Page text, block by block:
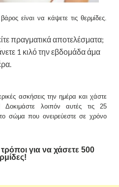
είναι να κάψετε τις θερμίδες.
πραγματικά αποτελέσματα;
1 κιλό την εβδομάδα άμα
ασκήσεις την ημέρα και χάστε
λοιπόν αυτές τις 25
σώμα που ονειρεύεστε σε χρόνο
για να χάσετε 500